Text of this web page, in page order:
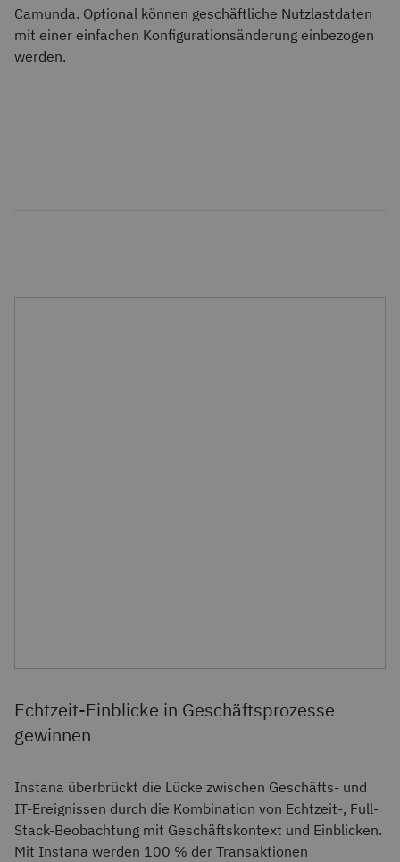
Camunda. Optional können geschäftliche Nutzlastdaten
mit einer einfachen Konfigurationsänderung einbezogen
werden.
Echtzeit-Einblicke in Geschäftsprozesse
gewinnen
Instana überbrückt die Lücke zwischen Geschäfts- und
IT-Ereignissen durch die Kombination von Echtzeit-, Full-
Stack-Beobachtung mit Geschäftskontext und Einblicken.
Mit Instana werden 100 % der Transaktionen